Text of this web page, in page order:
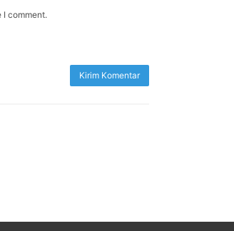
I comment.